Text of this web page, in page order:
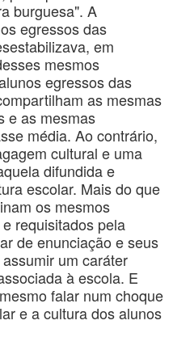
burguesa". A
egressos das
em
mesmos
egressos das
as mesmas
e as mesmas
média. Ao contrário,
cultural e uma
difundida e
escolar. Mais do que
os mesmos
requisitados pela
de enunciação e seus
um caráter
à escola. E
falar num choque
e a cultura dos alunos